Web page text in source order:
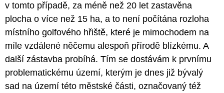
v tomto případě, za méně než 20 let zastavěna
plocha o více než 15 ha, a to není počítána rozloha
místního golfového hřiště, které je mimochodem na
míle vzdálené něčemu alespoň přírodě blízkému. A
další zástavba probíhá. Tím se dostávám k prvnímu
problematickému území, kterým je dnes již bývalý
sad na území této městské části, označovaný též